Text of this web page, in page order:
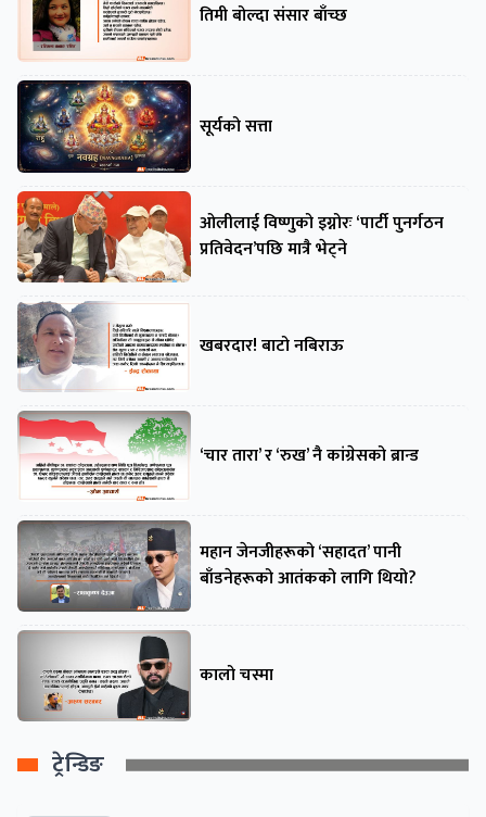
तिमी बोल्दा संसार बाँच्छ
सूर्यको सत्ता
ओलीलाई विष्णुको इग्नोरः ‘पार्टी पुनर्गठन
प्रतिवेदन’पछि मात्रै भेट्ने
खबरदार! बाटो नबिराऊ
‘चार तारा’ र ‘रुख’ नै कांग्रेसको ब्रान्ड
महान जेनजीहरूको ‘सहादत’ पानी
बाँडनेहरूको आतंकको लागि थियो?
कालो चस्मा
ट्रेन्डिङ